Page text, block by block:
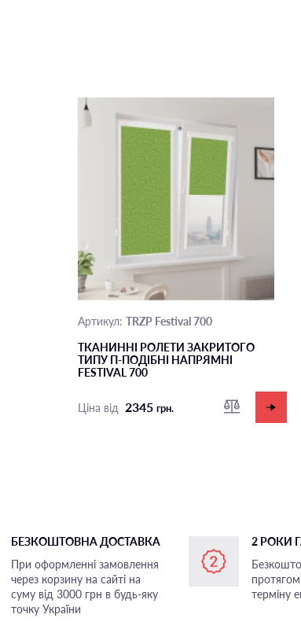
Артикул: TRZP Festival 700
ТКАНИННІ РОЛЕТИ ЗАКРИТОГО
ТИПУ П-ПОДIБНІ НАПРЯМНІ
FESTIVAL 700
Ціна від 2345 грн.
БЕЗКОШТОВНА ДОСТАВКА
При оформленні замовлення
через корзину на сайті на
суму від 3000 грн в будь-яку
точку України
2 РОКИ
протягом
терміну